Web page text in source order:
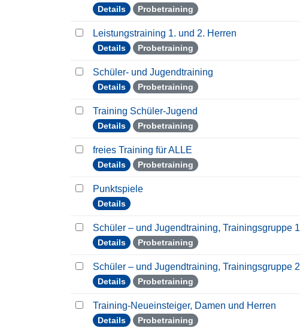
Details Probetraining
Leistungstraining 1. und 2. Herren
Details Probetraining
Schüler- und Jugendtraining
Details Probetraining
Training Schüler-Jugend
Details Probetraining
freies Training für ALLE
Details Probetraining
Punktspiele
Details
Schüler – und Jugendtraining, Trainingsgruppe 1
Details Probetraining
Schüler – und Jugendtraining, Trainingsgruppe 2
Details Probetraining
Training-Neueinsteiger, Damen und Herren
Details Probetraining